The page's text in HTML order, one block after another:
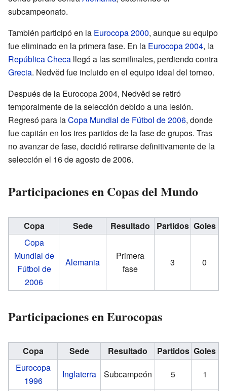
subcampeonato.
También participó en la Eurocopa 2000, aunque su equipo
fue eliminado en la primera fase. En la Eurocopa 2004, la
República Checa llegó a las semifinales, perdiendo contra
Grecia. Nedvěd fue incluido en el equipo ideal del torneo.
Después de la Eurocopa 2004, Nedvěd se retiró
temporalmente de la selección debido a una lesión.
Regresó para laCopa Mundial de Fútbol de 2006, donde
fue capitán en los tres partidos de la fase de grupos. Tras
no avanzar de fase, decidió retirarse definitivamente de la
selección el 16 de agosto de 2006.
Participaciones en Copas del Mundo
Copa Sede Resultado Partidos Goles
Copa
Mundial de
Fútbol de
2006
Alemania
Primera
fase
3 0
Participaciones en Eurocopas
Copa Sede Resultado Partidos Goles
Eurocopa
1996
Inglaterra Subcampeón 5 1